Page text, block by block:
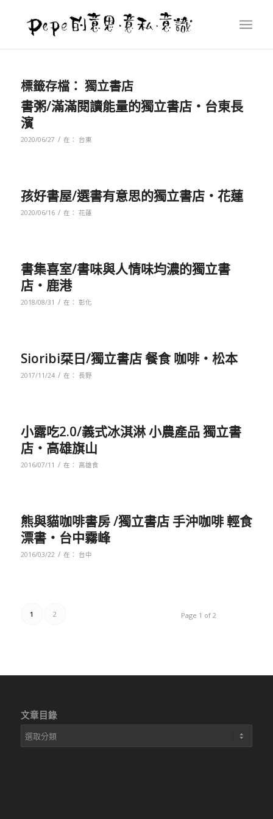
標籤存檔： 獨立書店
書粥/滿滿閱讀能量的獨立書店‧台東長
濱
2020/06/27 / 在： 台東
孩好書屋/選書有意思的獨立書店‧花蓮
2020/06/16 / 在： 花蓮
書集喜室/書味與人情味均濃的獨立書
店‧鹿港
2018/08/31 / 在： 彰化
Sioribi栞日/獨立書店 餐食 咖啡‧松本
2017/11/24 / 在： 長野
小露吃2.0/義式冰淇淋 小農產品 獨立書
店‧高雄旗山
2016/07/11 / 在： 高雄食
熊與貓咖啡書房 /獨立書店 手沖咖啡 輕食
漂書‧台中霧峰
2016/03/22 / 在： 台中
Page 1 of 2
1 2
文章目錄
文
章